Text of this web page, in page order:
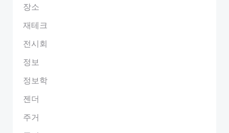
장소
재테크
전시회
정보
정보학
젠더
주거